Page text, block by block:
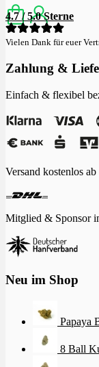
4.7 / 5.0 Sterne
Vielen Dank für euer
Zahlung &
Einfach & flexibel
Versand kostenlos ab
Mitglied & Sponsor
Neu im Shop
Papaya
8 Ball